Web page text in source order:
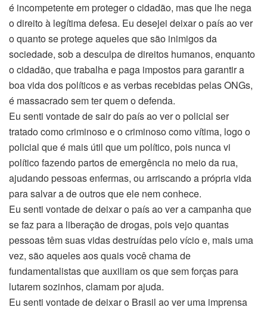
é incompetente em proteger o cidadão, mas que lhe nega
o direito à legítima defesa. Eu desejei deixar o país ao ver
o quanto se protege aqueles que são inimigos da
sociedade, sob a desculpa de direitos humanos, enquanto
o cidadão, que trabalha e paga impostos para garantir a
boa vida dos políticos e as verbas recebidas pelas ONGs,
é massacrado sem ter quem o defenda.
Eu senti vontade de sair do país ao ver o policial ser
tratado como criminoso e o criminoso como vítima, logo o
policial que é mais útil que um político, pois nunca vi
político fazendo partos de emergência no meio da rua,
ajudando pessoas enfermas, ou arriscando a própria vida
para salvar a de outros que ele nem conhece.
Eu senti vontade de deixar o país ao ver a campanha que
se faz para a liberação de drogas, pois vejo quantas
pessoas têm suas vidas destruídas pelo vício e, mais uma
vez, são aqueles aos quais você chama de
fundamentalistas que auxiliam os que sem forças para
lutarem sozinhos, clamam por ajuda.
Eu senti vontade de deixar o Brasil ao ver uma imprensa